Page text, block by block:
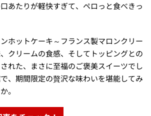
あたりが軽快すぎて、ペロっと食べきっ
ンホットケーキ～フランス製マロンクリー
クリームの食感、そしてトッピングとの
れた、まさに至福のご褒美スイーツでし
、期間限定の贅沢な味わいを堪能してみ
。